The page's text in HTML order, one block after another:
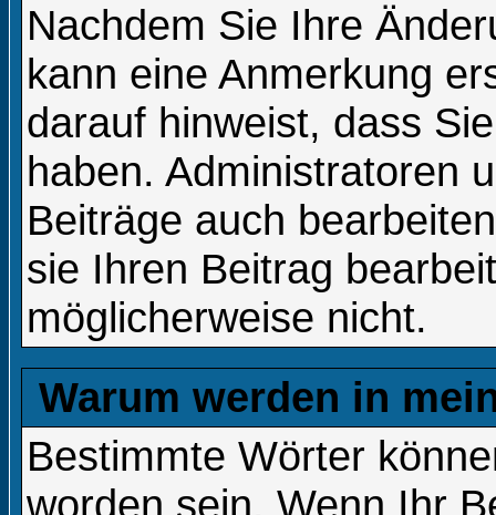
Nachdem Sie Ihre
kann eine Anmerkung
darauf hinweist, dass
haben. Administratoren
Beiträge auch
sie Ihren Beitrag
möglicherweise nicht.
Warum werden in
Bestimmte Wörter
worden sein. Wenn Ihr